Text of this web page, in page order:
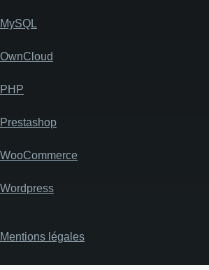
MySQL
OwnCloud
PHP
Prestashop
WooCommerce
Wordpress
Pied
page
Mentions légales